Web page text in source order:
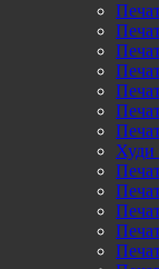
Худи